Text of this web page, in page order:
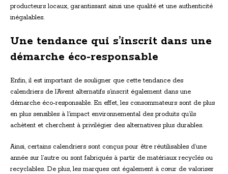
producteurs locaux, garantissant ainsi une qualité et une authenticité
inégalables.
Une tendance qui s’inscrit dans une
démarche éco-responsable
Enfin, il est important de souligner que cette tendance des
calendriers de l’Avent alternatifs s’inscrit également dans une
démarche éco-responsable. En effet, les consommateurs sont de plus
en plus sensibles à l’impact environnemental des produits qu’ils
achètent et cherchent à privilégier des alternatives plus durables.
Ainsi, certains calendriers sont conçus pour être réutilisables d’une
année sur l’autre ou sont fabriqués à partir de matériaux recyclés ou
recyclables. De plus, les marques ont également à cœur de valoriser